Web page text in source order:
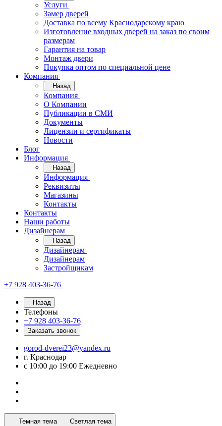
Услуги
Замер дверей
Доставка по всему Краснодарскому краю
Изготовление входных дверей на заказ по своим
размерам
Гарантия на товар
Монтаж двери
Покупка оптом по специальной цене
Компания
Назад
Компания
О Компании
Публикации в СМИ
Документы
Лицензии и сертификаты
Новости
Блог
Информация
Назад
Информация
Реквизиты
Магазины
Контакты
Контакты
Наши работы
Дизайнерам
Назад
Дизайнерам
Дизайнерам
Застройщикам
+7 928 403-36-76
Назад
Телефоны
+7 928 403-36-76
Заказать звонок
gorod-dverei23@yandex.ru
г. Краснодар
с 10:00 до 19:00 Ежедневно
Темная тема Светлая тема